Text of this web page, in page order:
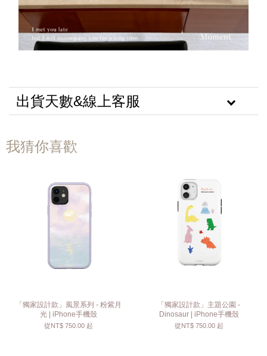
出貨天數&線上客服
我猜你喜歡
「獨家設計款」風景系列 - 粉紫月
光 | iPhone手機殼
從NT$ 750.00 起
「獨家設計款」主題公園 -
Dinosaur | iPhone手機殼
從NT$ 750.00 起